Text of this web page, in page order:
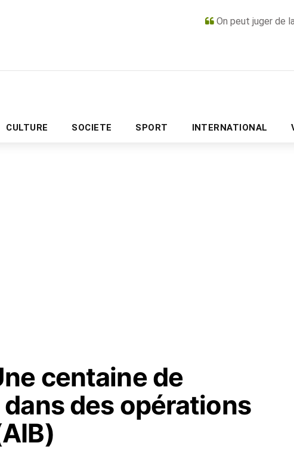
On peut juger de
CULTURE SOCIETE SPORT INTERNATIONAL
PUBLICITÉ
centaine de
des opérations